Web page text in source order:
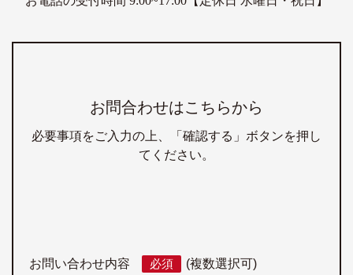
お問合わせはこちらから
必要事項をご入力の上、「確認する」ボタンを押し
てください。
お問い合わせ内容 必須 (複数選択可)